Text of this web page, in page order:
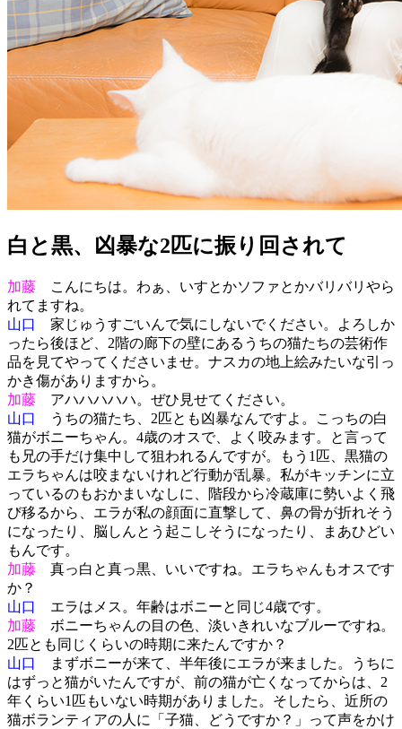
白と黒、凶暴な2匹に振り回されて
加藤 こんにちは。わぁ、いすとかソファとかバリバリやら
れてますね。
山口
家じゅうすごいんで気にしないでください。よろしか
ったら後ほど、2階の廊下の壁にあるうちの猫たちの芸術作
品を見てやってくださいませ。ナスカの地上絵みたいな引っ
かき傷がありますから。
加藤 アハハハハハ。ぜひ見せてください。
山口
うちの猫たち、2匹とも凶暴なんですよ。こっちの白
猫がボニーちゃん。4歳のオスで、よく咬みます。と言って
も兄の手だけ集中して狙われるんですが。もう1匹、黒猫の
エラちゃんは咬まないけれど行動が乱暴。私がキッチンに立
っているのもおかまいなしに、階段から冷蔵庫に勢いよく飛
び移るから、エラが私の顔面に直撃して、鼻の骨が折れそう
になったり、脳しんとう起こしそうになったり、まあひどい
もんです。
加藤 真っ白と真っ黒、いいですね。エラちゃんもオスです
か？
山口
エラはメス。年齢はボニーと同じ4歳です。
加藤 ボニーちゃんの目の色、淡いきれいなブルーですね。
2匹とも同じくらいの時期に来たんですか？
山口
まずボニーが来て、半年後にエラが来ました。うちに
はずっと猫がいたんですが、前の猫が亡くなってからは、2
年くらい1匹もいない時期がありました。そしたら、近所の
猫ボランティアの人に「子猫、どうですか？」って声をかけ